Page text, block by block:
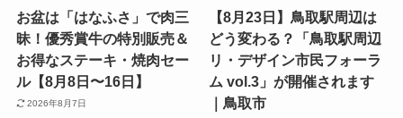
お盆は「はなふさ」で肉三
昧！優秀賞牛の特別販売＆
お得なステーキ・焼肉セー
ル【8月8日〜16日】
2026年8月7日
【8月23日】鳥取駅周辺は
どう変わる？「鳥取駅周辺
リ・デザイン市民フォーラ
ム vol.3」が開催されます
｜鳥取市